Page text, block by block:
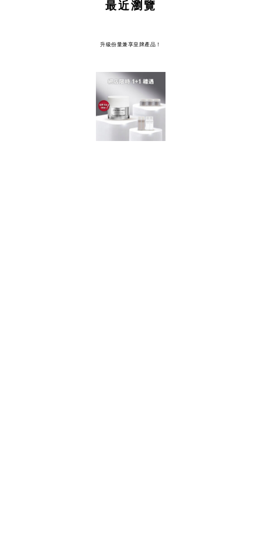
最近瀏覽
升級份量兼享皇牌產品！